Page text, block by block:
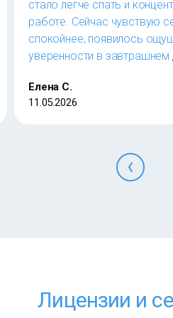
стало легче спать и
работе. Сейчас чувствую
спокойнее, появилось
уверенности в завтрашнем
Елена С.
11.05.2026
Лицензии и